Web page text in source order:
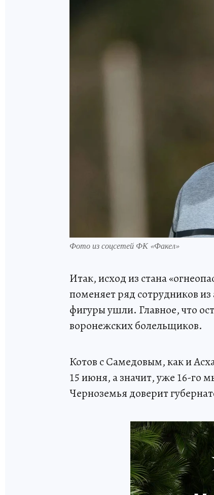
Фото из соцсетей ФК «Факел»
Итак, исход из стана
поменяет ряд сотрудников
фигуры ушли. Главное, что
воронежских болельщиков.
Котов с Самедовым, как и
15 июня, а значит, уже 16-го
Черноземья доверит